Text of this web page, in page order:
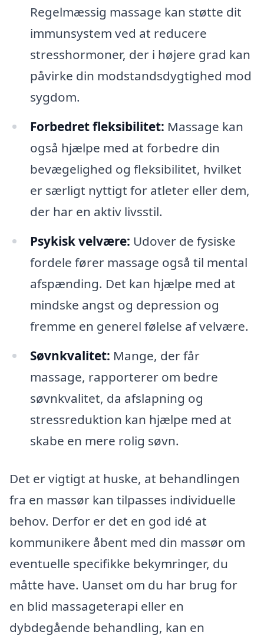
Regelmæssig massage kan støtte dit
immunsystem ved at reducere
stresshormoner, der i højere grad kan
påvirke din modstandsdygtighed mod
sygdom.
Forbedret fleksibilitet: Massage kan
også hjælpe med at forbedre din
bevægelighed og fleksibilitet, hvilket
er særligt nyttigt for atleter eller dem,
der har en aktiv livsstil.
Psykisk velvære: Udover de fysiske
fordele fører massage også til mental
afspænding. Det kan hjælpe med at
mindske angst og depression og
fremme en generel følelse af velvære.
Søvnkvalitet: Mange, der får
massage, rapporterer om bedre
søvnkvalitet, da afslapning og
stressreduktion kan hjælpe med at
skabe en mere rolig søvn.
Det er vigtigt at huske, at behandlingen
fra en massør kan tilpasses individuelle
behov. Derfor er det en god idé at
kommunikere åbent med din massør om
eventuelle specifikke bekymringer, du
måtte have. Uanset om du har brug for
en blid massageterapi eller en
dybdegående behandling, kan en